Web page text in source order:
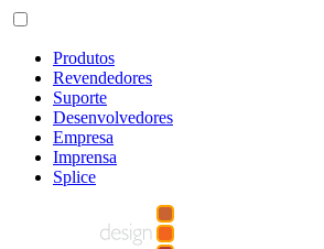
Produtos
Revendedores
Suporte
Desenvolvedores
Empresa
Imprensa
Splice